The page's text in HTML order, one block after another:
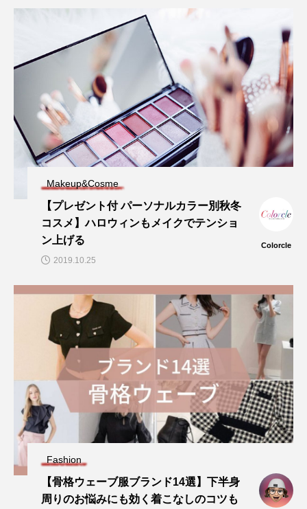
Makeup&Cosme
【プレゼント付 パーソナルカラー別秋冬
コスメ】ハロウィンもメイクでテンショ
ン上げる
Colorcle
2019.10.25
Fashion
【骨格ウェーブ服ブランド14選】下半身
周りのお悩みにも効く着こなしのコツも